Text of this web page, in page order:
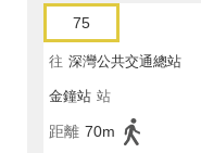
75
往 深灣公共交通總站
金鐘站 站
距離 70m